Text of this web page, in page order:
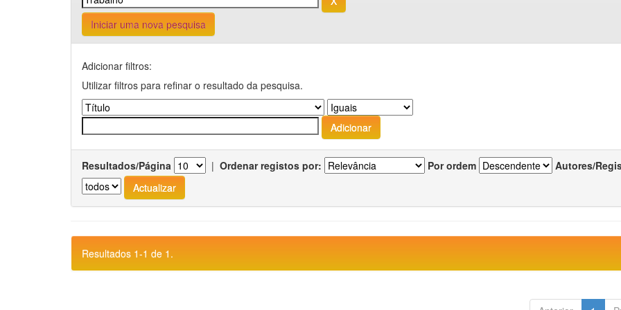
Iniciar uma nova pesquisa
Adicionar filtros:
Utilizar filtros para refinar o resultado da pesquisa.
Resultados/Página | Ordenar registos por: Por ordem Autores/
Resultados 1-1 de 1.